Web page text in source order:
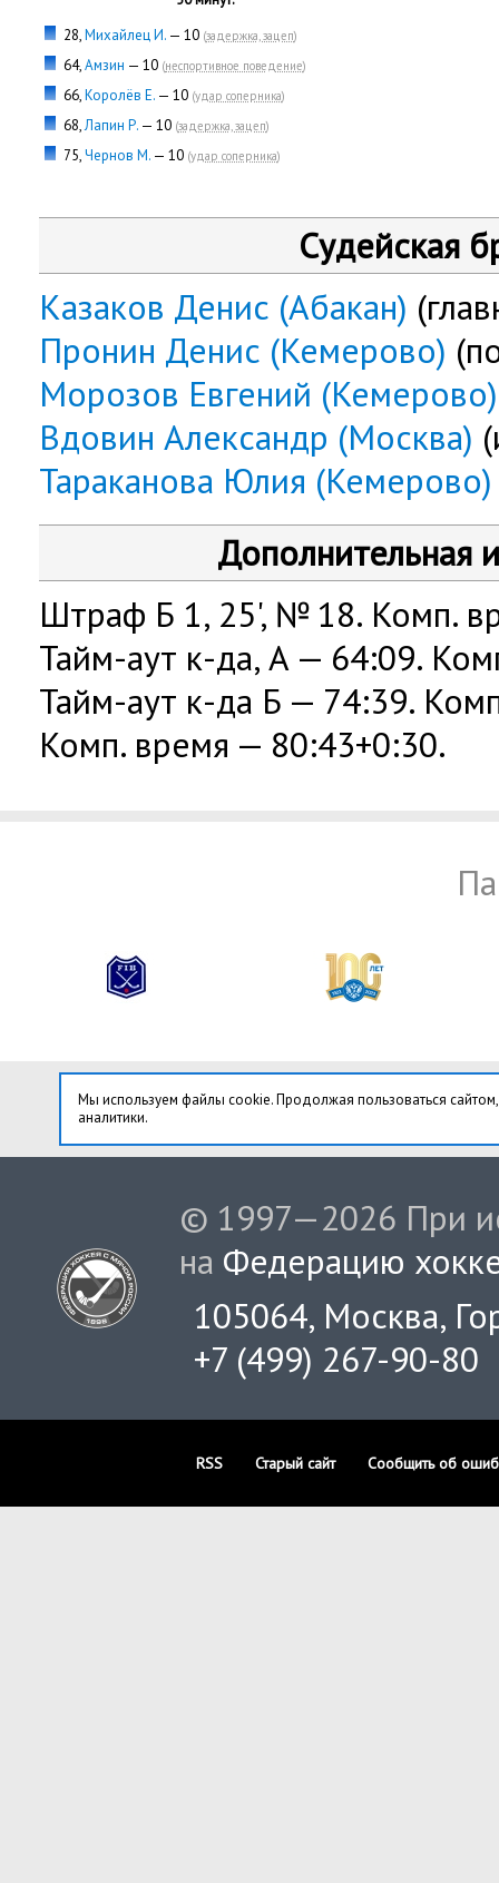
28,Михайлец И. — 10 (задержка, зацеп)
64,Амзин — 10 (неспортивное поведение)
66,Королёв Е. — 10 (удар соперника)
68,Лапин Р. — 10 (задержка, зацеп)
75,Чернов М. — 10 (удар соперника)
Судейская
Казаков Денис (Абакан)
Пронин Денис (Кемерово)
Морозов Евгений (Кемерово)
Вдовин Александр (Москва)
Тараканова Юлия (Кемерово)
Дополнительная
Штраф Б 1, 25', № 18. Комп.
Тайм-аут к-да, А — 64:09.
Тайм-аут к-да Б — 74:39.
Комп. время — 80:43+0:30.
Мы используем файлы cookie. Продолжая пользоваться
аналитики.
© 1997—2026 При
на Федерацию
105064, Москва,
+7 (499) 267-90-80
RSS Старый сайт Сообщить об